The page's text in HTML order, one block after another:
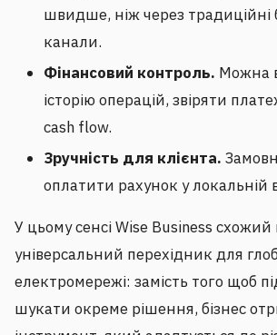
швидше, ніж через традиційні
канали.
Фінансовий контроль. Можна
історію операцій, звіряти
cash flow.
Зручність для клієнта.
оплатити рахунок у локальній
У цьому сенсі Wise Business схожий
універсальний перехідник для
електромережі: замість того щоб
шукати окреме рішення, бізнес